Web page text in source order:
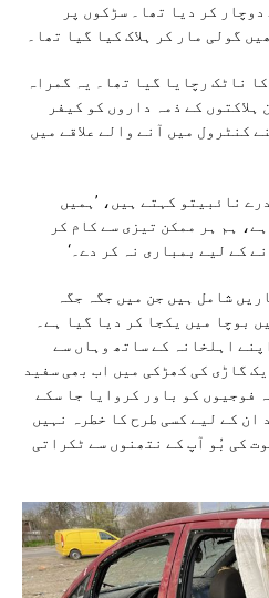
کر دیا تھا۔ سڑکوں پر
گولی مار کر ہلاک کیا گیا تھا۔
ناٹک رچایا گیا تھا۔ یہ گمراہ
کے ذمہ داروں کو کیفر
کنٹرول میں آنے والے علاقے میں
نائبیتو کہتے ہیں، ’ہمیں
ہم ہر ممکن تیزی سے کام کر
کے لیے بمباری نہ کر دے۔‘
شامل ہیں جن میں جگہ جگہ
بوچا میں یکجا کر دیا گیا ہے۔
اہلخانہ کے ساتھ وہاں سے
گاڑی کی کھڑکی میں اب بھی سفید
فوجیوں کو باور کروایا جا سکے
ان کے لیے کسی طرح کا خطرہ نہیں
کی بُو آپ کے نتھنوں سے ٹکراتی